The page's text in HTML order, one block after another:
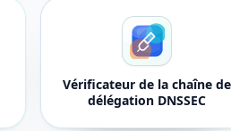
Vérificateur de la chaîne de
délégation DNSSEC